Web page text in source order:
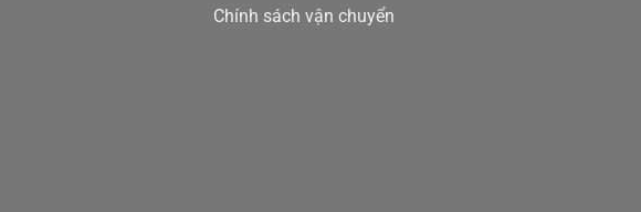
Chính sách vận chuyển